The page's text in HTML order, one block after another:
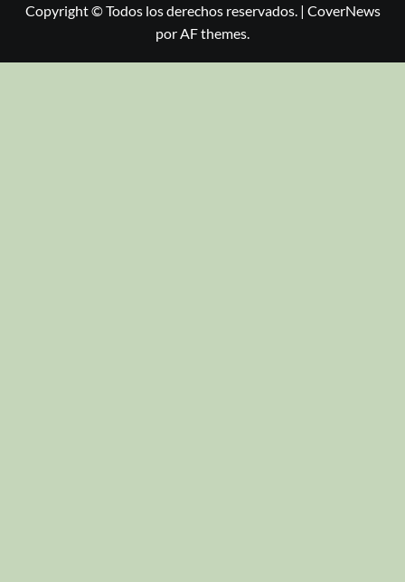
Copyright © Todos los derechos reservados. | CoverNews
por AF themes.